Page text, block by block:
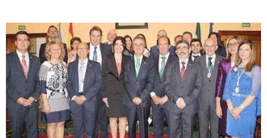
NECROLÓGICAS
GALERÍAS